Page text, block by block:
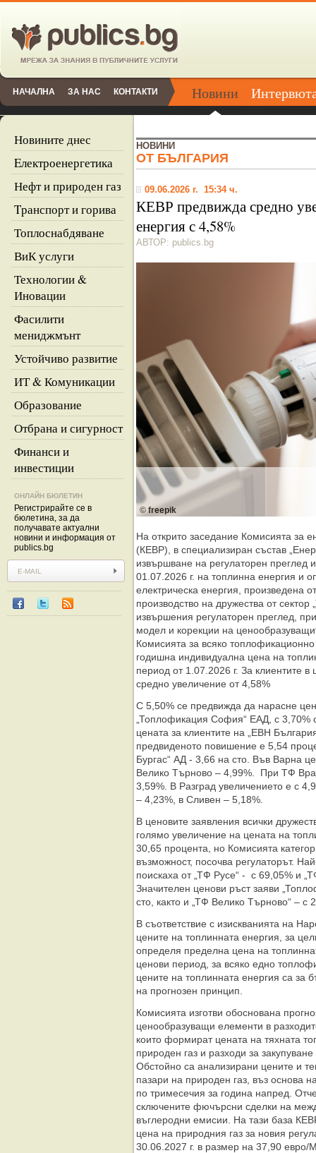
НАЧАЛНА ЗА НАС КОНТАКТИ Новини
Новините днес
Eлектроенергетика
Нефт и природен газ
Tранспорт и горива
Топлоснабдяване
ВиК услуги
Технологии &
Иновации
Фасилити
мениджмънт
Устойчиво развитие
ИТ & Комуникации
Образование
Отбрана и сигурност
Финанси и
инвестиции
ОНЛАЙН БЮЛЕТИН
Регистрирайте се в
бюлетина, за да
получавате актуални
новини и информация от
publics.bg
НОВИНИ
ОТ БЪЛГАРИЯ
09.06.2026 г. 15:34 ч.
КЕВР предвижда средно
енергия с 4,58%
АВТОР: publics.bg
© freepik
На открито заседание Комисията за
(КЕВР), в специализиран състав
извършване на регулаторен преглед
01.07.2026 г. на топлинна енергия и
електрическа енергия, произведена
производство на дружества от сектор
извършения регулаторен преглед,
модел и корекции на
Комисията за всяко
годишна индивидуална цена на
период от 1.07.2026 г. За клиентите
средно увеличение от 4,58%
С 5,50% се предвижда да нарасне
„Топлофикация София“ ЕАД, с 3,70%
цената за клиентите на „ЕВН
предвиденото повишение е 5,54
Бургас“ АД - 3,66 на сто. Във Варна
Велико Търново – 4,99%. При ТФ
3,59%. В Разград увеличението е с
– 4,23%, в Сливен – 5,18%.
В ценовите заявления всички
голямо увеличение на цената на
30,65 процента, но Комисията
възможност, посочва регулаторът.
поискаха от „ТФ Русе“ - с 69,05% и
Значителен ценови ръст заяви
сто, както и „ТФ Велико Търново“ – с
В съответствие с изискванията на
цените на топлинната енергия, за
определя пределна цена на
ценови период, за всяко едно
цените на топлинната енергия са
на прогнозен принцип.
Комисията изготви обоснована
ценообразуващи елементи в
които формират цената на тяхната
природен газ и разходи за
Обстойно са анализирани цените и
пазари на природен газ, въз основа
по тримесечия за година напред.
сключените фючърсни сделки на
въглеродни емисии. На тази база
цена на природния газ за новия
30.06.2027 г. в размер на 37,90 евро/